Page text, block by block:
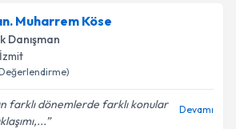
Muharrem Köse
Danışman
farklı dönemlerde farklı konular
Devamı